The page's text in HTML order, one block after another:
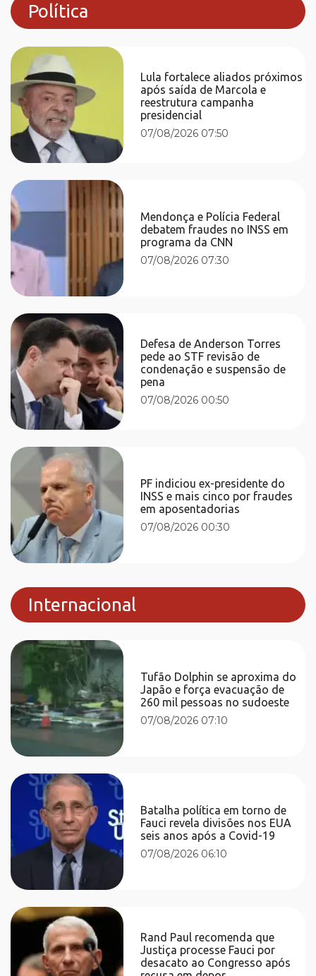
Política
Lula fortalece aliados próximos
após saída de Marcola e
reestrutura campanha
presidencial
07/08/2026 07:50
Mendonça e Polícia Federal
debatem fraudes no INSS em
programa da CNN
07/08/2026 07:30
Defesa de Anderson Torres
pede ao STF revisão de
condenação e suspensão de
pena
07/08/2026 00:50
PF indiciou ex-presidente do
INSS e mais cinco por fraudes
em aposentadorias
07/08/2026 00:30
Internacional
Tufão Dolphin se aproxima do
Japão e força evacuação de
260 mil pessoas no sudoeste
07/08/2026 07:10
Batalha política em torno de
Fauci revela divisões nos EUA
seis anos após a Covid-19
07/08/2026 06:10
Rand Paul recomenda que
Justiça processe Fauci por
desacato ao Congresso após